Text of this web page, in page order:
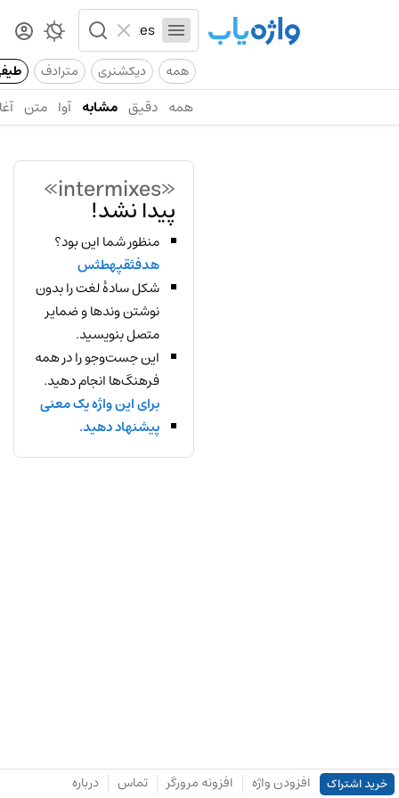
همه دیکشنری مترادف
همه دقیق مشابه آوا متن
«intermixes»
پیدا نشد!
منظور شما این بود؟
هدفثقپهطثس
شکل سادهٔ لغت را بدون
نوشتن وندها و ضمایر
متصل بنویسید.
این جست‌وجو را در همه
فرهنگ‌ها انجام دهید.
برای این واژه یک معنی
پیشنهاد دهید.
خرید اشتراک افزودن واژه افزونه مرورگر تماس درباره